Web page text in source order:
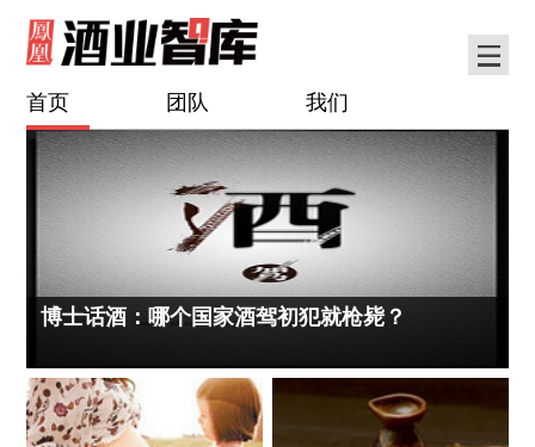
首页 团队 我们
博士话酒：哪个国家酒驾初犯就枪毙？